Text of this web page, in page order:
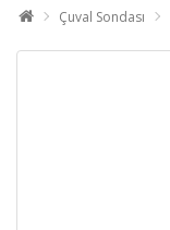
Çuval Sondası